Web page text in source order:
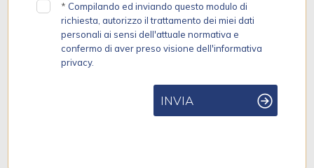
* Compilando ed inviando questo modulo di
richiesta, autorizzo il trattamento dei miei dati
personali ai sensi dell'attuale normativa e
confermo di aver preso visione dell'informativa
privacy.
INVIA